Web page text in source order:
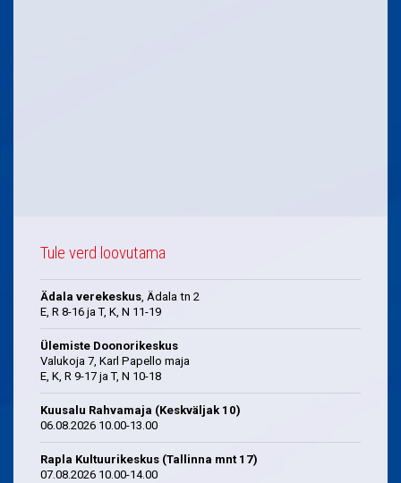
Tule verd loovutama
Ädala verekeskus, Ädala tn 2
E, R 8-16 ja T, K, N 11-19
Ülemiste Doonorikeskus
Valukoja 7, Karl Papello maja
E, K, R 9-17 ja T, N 10-18
Kuusalu Rahvamaja (Keskväljak 10)
06.08.2026 10.00-13.00
Rapla Kultuurikeskus (Tallinna mnt 17)
07.08.2026 10.00-14.00